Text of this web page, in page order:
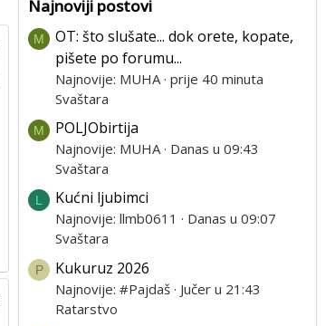
Najnoviji postovi
M
OT: što slušate... dok orete, kopate,
pišete po forumu...
Najnovije: MUHA prije 40 minuta
Svaštara
M POLJObirtija
Najnovije: MUHA Danas u 09:43
Svaštara
L Kućni ljubimci
Najnovije: llmb0611
Danas u 09:07
Svaštara
P Kukuruz 2026
Najnovije: #Pajdaš Jučer u 21:43
Ratarstvo